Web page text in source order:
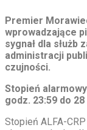
Premier
wprowadzające
sygnał dla
administracji
czujności.
Stopień
godz. 23:59 do
Stopień ALFA-